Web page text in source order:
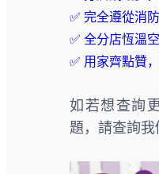
✅ 完全遵從消
✅ 全分店恆溫
✅ 用家齊點贊
如若想查詢
題，請查詢我